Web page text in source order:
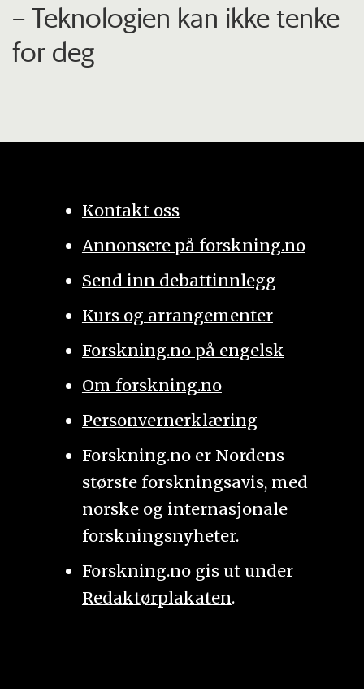
– Teknologien kan ikke tenke
for deg
Kontakt oss
Annonsere på forskning.no
Send inn debattinnlegg
Kurs og arrangementer
Forskning.no på engelsk
Om forskning.no
Personvernerklæring
Forskning.no er Nordens
største forskningsavis, med
norske og internasjonale
forskningsnyheter.
Forskning.no gis ut under
Redaktørplakaten.